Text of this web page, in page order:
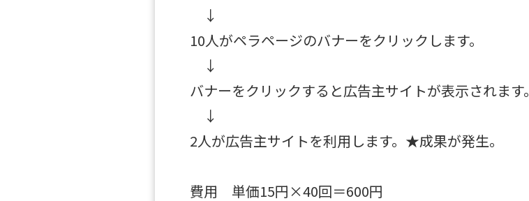
↓
10人がペラページのバナーをクリックします。
↓
バナーをクリックすると広告主サイトが表示されます。
↓
2人が広告主サイトを利用します。★成果が発生。
費用 単価15円×40回＝600円